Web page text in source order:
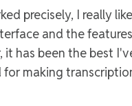
precisely, I really
and the
it has been the best
making